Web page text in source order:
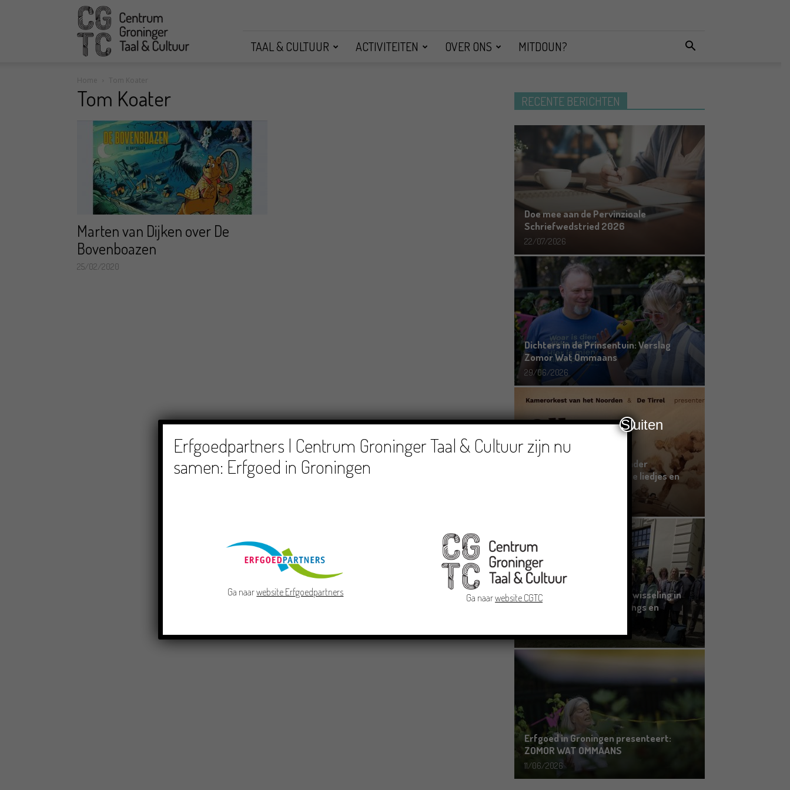
CGTC
TAAL & CULTUUR ACTIVITEITEN OVER ONS MITDOUN?
Home Tom Koater
Tom Koater
Marten van Dijken over De
Bovenboazen
25/02/2020
RECENTE BERICHTEN
Doe mee aan de Pervinzioale
Schriefwedstried 2026
22/07/2026
Dichters in de Prinsentuin: Verslag
Zomor Wat Ommaans
29/06/2026
Crowdfunding voor bijzonder
kinderboek met Groningse liedjes en
Grensoverschrijdende uitwisseling in
Oldenburg rond het Gronings en
19/06/2026
Erfgoed in Groningen presenteert:
ZOMOR WAT OMMAANS
11/06/2026
Erfgoedpartners | Centrum Groninger Taal & Cultuur zijn nu
samen: Erfgoed in Groningen
Ga naarwebsite Erfgoedpartners
Ga naarwebsite CGTC
Sluiten